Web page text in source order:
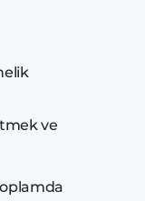
ve